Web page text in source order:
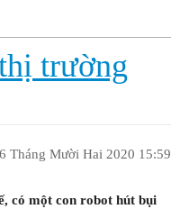
trường
Tháng Mười Hai 2020 15:59
có một con robot hút bụi